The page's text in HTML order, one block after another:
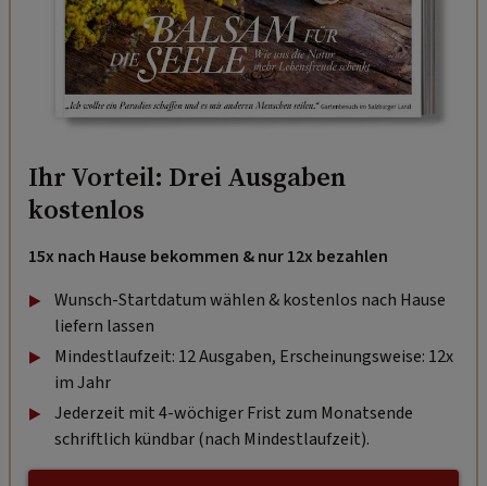
Ihr Vorteil: Drei Ausgaben
kostenlos
15x nach Hause bekommen & nur 12x bezahlen
Wunsch-Startdatum wählen & kostenlos nach Hause
liefern lassen
Mindestlaufzeit: 12 Ausgaben, Erscheinungsweise: 12x
im Jahr
Jederzeit mit 4-wöchiger Frist zum Monatsende
schriftlich kündbar (nach Mindestlaufzeit).